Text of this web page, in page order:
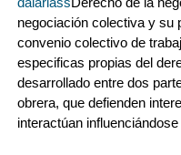
negociación colectiva y su
convenio colectivo de
especificas propias del
desarrollado entre dos
obrera, que defienden
interactúan influenciándose